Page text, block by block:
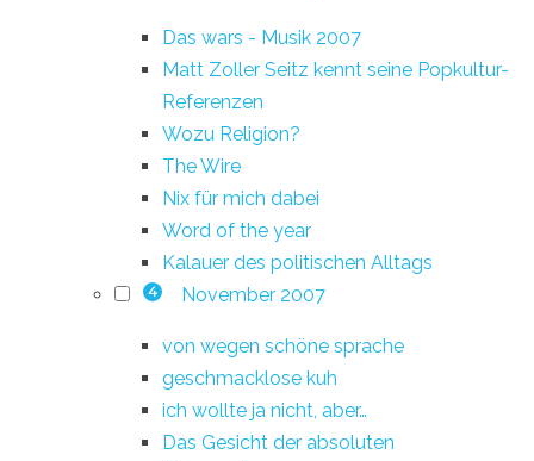
Das wars - Musik 2007
Matt Zoller Seitz kennt seine Popkultur-
Referenzen
Wozu Religion?
The Wire
Nix für mich dabei
Word of the year
Kalauer des politischen Alltags
4 November 2007
von wegen schöne sprache
geschmacklose kuh
ich wollte ja nicht, aber…
Das Gesicht der absoluten